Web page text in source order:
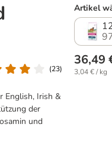
(23)
English, Irish &
der
und
Artikel
36,49
3,04 € / kg